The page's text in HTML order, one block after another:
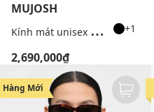
MUJOSH
K
ính mát unisex gọng mắt mèo thời trang +1
2,690,000₫
Hàng Mới